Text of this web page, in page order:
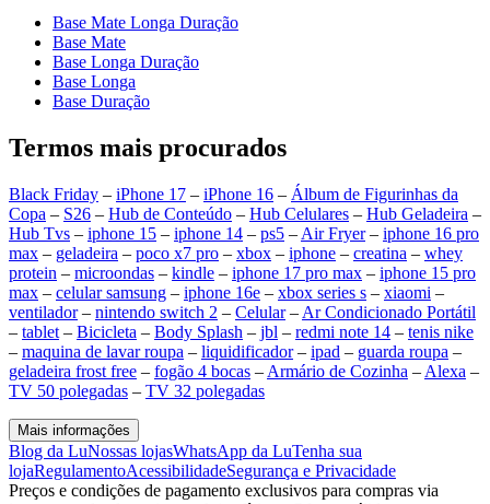
Base Mate Longa Duração
Base Mate
Base Longa Duração
Base Longa
Base Duração
Termos mais procurados
Black Friday – iPhone 17 – iPhone 16 – Álbum de Figurinhas da
Copa – S26 – Hub de Conteúdo – Hub Celulares – Hub Geladeira –
Hub Tvs – iphone 15 – iphone 14 – ps5 – Air Fryer– iphone 16 pro
max – geladeira – poco x7 pro – xbox – iphone – creatina – whey
protein – microondas – kindle – iphone 17 pro max – iphone 15 pro
max – celular samsung – iphone 16e – xbox series s – xiaomi –
ventilador– nintendo switch 2 – Celular– Ar Condicionado Portátil
– tablet – Bicicleta – Body Splash – jbl – redmi note 14 – tenis nike
– maquina de lavar roupa – liquidificador– ipad – guarda roupa –
geladeira frost free – fogão 4 bocas – Armário de Cozinha – Alexa –
TV 50 polegadas – TV 32 polegadas
Mais informações
Blog da LuNossas lojasWhatsApp da LuTenha sua
lojaRegulamentoAcessibilidadeSegurança e Privacidade
Preços e condições de pagamento exclusivos para compras via